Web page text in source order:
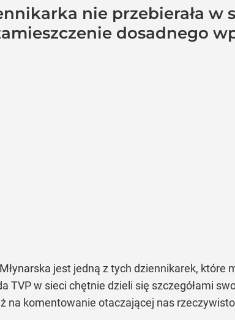
nie przebierała w
dosadnego
jest jedną z tych dziennikarek, które
TVP w sieci chętnie dzieli się szczegółami
na komentowanie otaczającej nas